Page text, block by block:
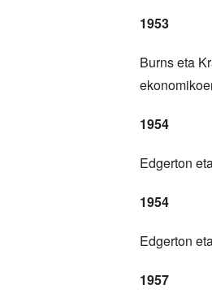
1953
Burns eta
1954
Edgerton
1954
Edgerton
1957